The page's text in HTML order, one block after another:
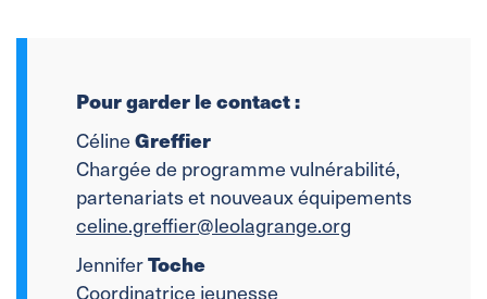
Pour garder le contact :
CélineGreffier
Chargée de programme vulnérabilité,
partenariats et nouveaux équipements
celine.greffier@leolagrange.org
JenniferToche
Coordinatrice jeunesse